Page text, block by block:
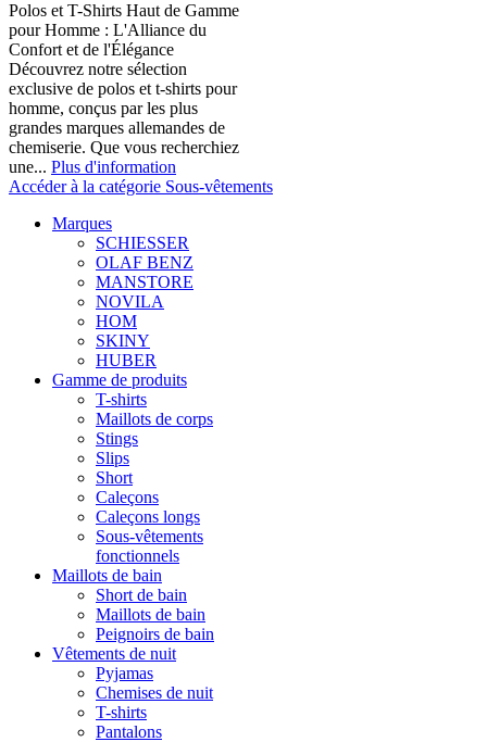
Polos et T-Shirts Haut de Gamme
pour Homme : L'Alliance du
Confort et de l'Élégance
Découvrez notre sélection
exclusive de polos et t-shirts pour
homme, conçus par les plus
grandes marques allemandes de
chemiserie. Que vous recherchiez
une... Plus d'information
Accéder à la catégorie Sous-vêtements
Marques
SCHIESSER
OLAF BENZ
MANSTORE
NOVILA
HOM
SKINY
HUBER
Gamme de produits
T-shirts
Maillots de corps
Stings
Slips
Short
Caleçons
Caleçons longs
Sous-vêtements
fonctionnels
Maillots de bain
Short de bain
Maillots de bain
Peignoirs de bain
Vêtements de nuit
Pyjamas
Chemises de nuit
T-shirts
Pantalons